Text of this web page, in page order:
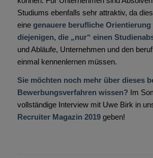
Studiums ebenfalls sehr attraktiv, da
eine genauere berufliche Orientierung
diejenigen, die „nur“ einen
und Abläufe, Unternehmen und den
einmal kennenlernen müssen.
Sie möchten noch mehr über dieses
Bewerbungsverfahren wissen? Im
vollständige Interview mit Uwe Birk in
Recruiter Magazin 2019 geben!